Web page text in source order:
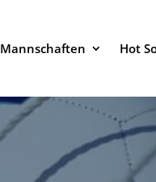
Mannschaften Hot